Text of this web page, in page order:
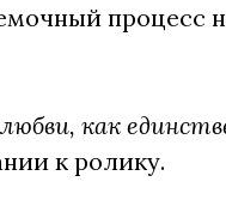
процесс
как
к ролику.